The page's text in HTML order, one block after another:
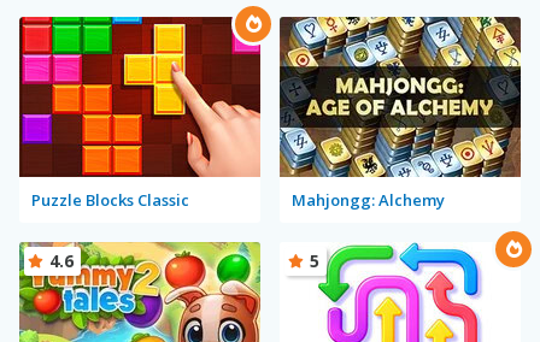
Puzzle Blocks Classic Mahjongg: Alchemy
4.6 5